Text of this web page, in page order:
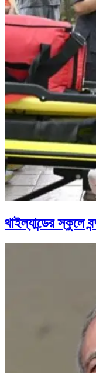
থাইল্যান্ডের স্কুলে